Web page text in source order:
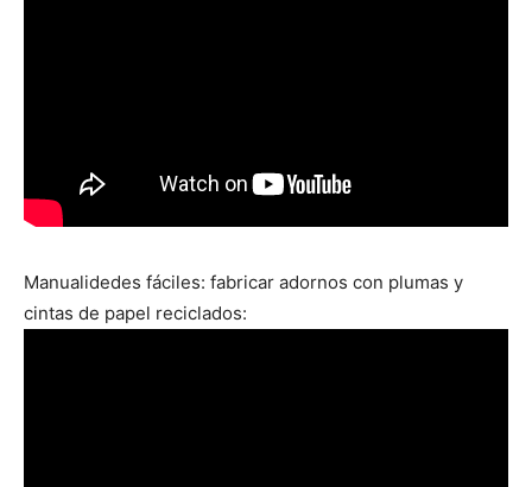
Manualidedes fáciles: fabricar adornos con plumas y
cintas de papel reciclados: